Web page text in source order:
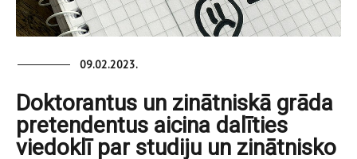
09.02.2023.
Doktorantus un zinātniskā grāda
pretendentus aicina dalīties
viedoklī par studiju un zinātnisko